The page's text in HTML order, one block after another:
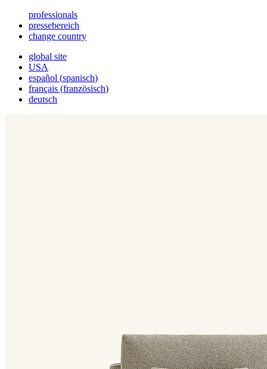
professionals
pressebereich
change country
global site
USA
español (spanisch)
français (französisch)
deutsch